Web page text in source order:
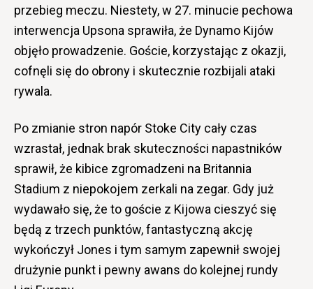
przebieg meczu. Niestety, w 27. minucie pechowa
interwencja Upsona sprawiła, że Dynamo Kijów
objęło prowadzenie. Goście, korzystając z okazji,
cofnęli się do obrony i skutecznie rozbijali ataki
rywala.
Po zmianie stron napór Stoke City cały czas
wzrastał, jednak brak skuteczności napastników
sprawił, że kibice zgromadzeni na Britannia
Stadium z niepokojem zerkali na zegar. Gdy już
wydawało się, że to goście z Kijowa cieszyć się
będą z trzech punktów, fantastyczną akcję
wykończył Jones i tym samym zapewnił swojej
drużynie punkt i pewny awans do kolejnej rundy